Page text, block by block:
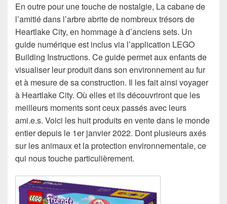
En outre pour une touche de nostalgie, La cabane de
l’amitié dans l’arbre abrite de nombreux trésors de
Heartlake City, en hommage à d’anciens sets. Un
guide numérique est inclus via l’application LEGO
Building Instructions. Ce guide permet aux enfants de
visualiser leur produit dans son environnement au fur
et à mesure de sa construction. Il les fait ainsi voyager
à Heartlake City. Où elles et ils découvriront que les
meilleurs moments sont ceux passés avec leurs
ami.e.s. Voici les huit produits en vente dans le monde
entier depuis le 1er janvier 2022. Dont plusieurs axés
sur les animaux et la protection environnementale, ce
qui nous touche particulièrement.